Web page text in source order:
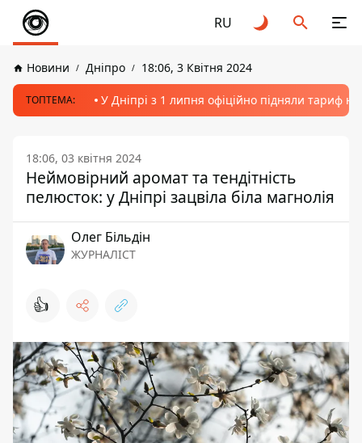
RU
Новини Дніпро 18:06, 3 Квітня 2024
ТОПТЕМА: У Дніпрі з 1 липня офіційно підняли тариф
18:06, 03 квітня 2024
Неймовірний аромат та тендітність
пелюсток: у Дніпрі зацвіла біла магнолія
Олег Більдін
ЖУРНАЛІСТ
👍